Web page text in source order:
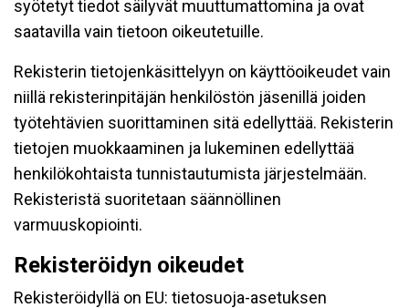
syötetyt tiedot säilyvät muuttumattomina ja ovat
saatavilla vain tietoon oikeutetuille.
Rekisterin tietojenkäsittelyyn on käyttöoikeudet vain
niillä rekisterinpitäjän henkilöstön jäsenillä joiden
työtehtävien suorittaminen sitä edellyttää. Rekisterin
tietojen muokkaaminen ja lukeminen edellyttää
henkilökohtaista tunnistautumista järjestelmään.
Rekisteristä suoritetaan säännöllinen
varmuuskopiointi.
Rekisteröidyn oikeudet
Rekisteröidyllä on EU: tietosuoja-asetuksen